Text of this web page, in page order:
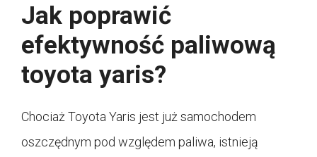
Jak poprawić
efektywność paliwową
toyota yaris?
Chociaż Toyota Yaris jest już samochodem
oszczędnym pod względem paliwa, istnieją